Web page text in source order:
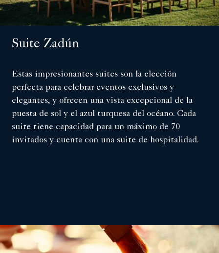
Suite Zadún
Estas impresionantes suites son la elección
perfecta para celebrar eventos exclusivos y
elegantes, y ofrecen una vista excepcional de la
puesta de sol y el azul turquesa del océano. Cada
suite tiene capacidad para un máximo de 70
invitados y cuenta con una suite de hospitalidad.